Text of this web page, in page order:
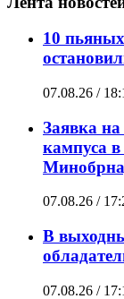
10
07.08.26 /
Заявка на
кампуса
07.08.26 /
В
07.08.26 /